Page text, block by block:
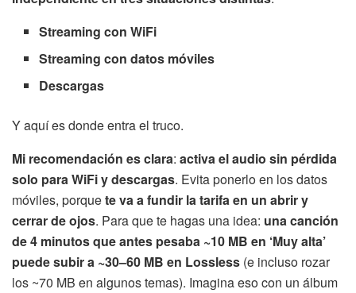
Streaming con WiFi
Streaming con datos móviles
Descargas
Y aquí es donde entra el truco.
Mi recomendación es clara: activa el audio sin pérdida
solo para WiFi y descargas. Evita ponerlo en los datos
móviles, porquete va a fundir la tarifa en un abrir y
cerrar de ojos. Para que te hagas una idea: una canción
de 4 minutos que antes pesaba ~10 MB en ‘Muy alta’
puede subir a ~30–60 MB en Lossless (e incluso rozar
los ~70 MB en algunos temas). Imagina eso con un álbum